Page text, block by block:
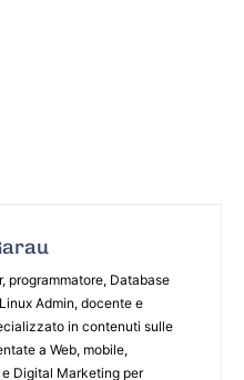
programmatore, Database
Admin, docente e
in contenuti sulle
a Web, mobile,
Digital Marketing per